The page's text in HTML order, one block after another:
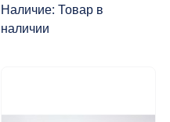
Наличие: Товар в
наличии